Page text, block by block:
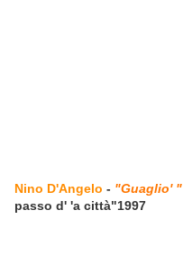
Nino D'Angelo - "Guaglio' "
passo d' 'a città"1997